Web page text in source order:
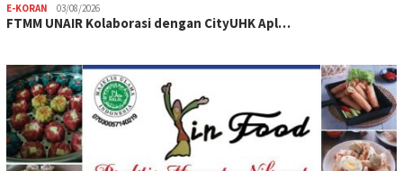
E-KORAN 03/08/2026
FTMM UNAIR Kolaborasi dengan CityUHK Apl…